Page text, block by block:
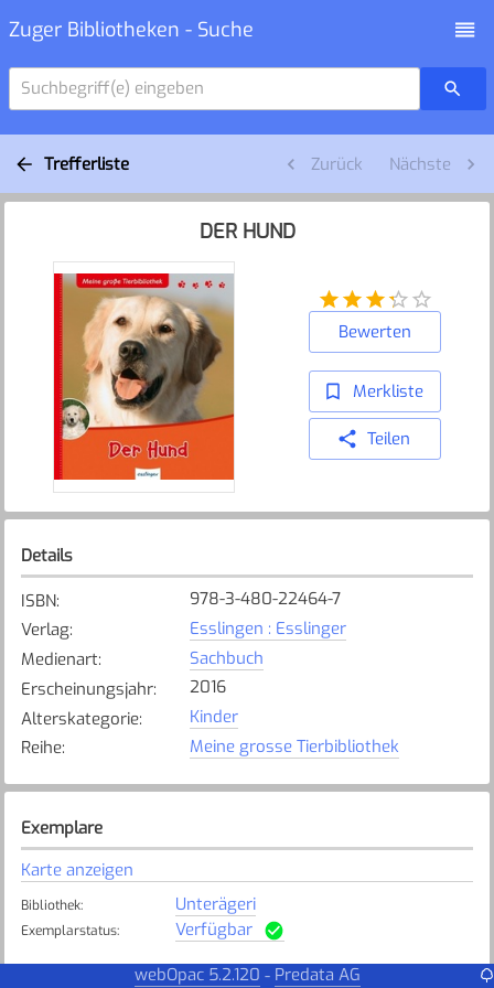
Zuger Bibliotheken - Suche
Suchbegriff(e) eingeben
Trefferliste Zurück Nächste
DER HUND
Bewerten
Merkliste
Teilen
Details
ISBN:
978-3-480-22464-7
Verlag:
Esslingen : Esslinger
Medienart:
Sachbuch
Erscheinungsjahr:
2016
Alterskategorie:
Kinder
Reihe: Meine grosse Tierbibliothek
Exemplare
Karte anzeigen
Bibliothek: Unterägeri
Exemplarstatus: Verfügbar
Baar Schulen
webOpac 5.2.120 - Predata AG